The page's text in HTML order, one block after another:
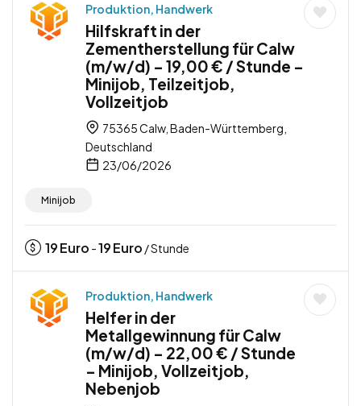
Produktion, Handwerk
Hilfskraft in der
Zementherstellung für Calw
(m/w/d) – 19,00 € / Stunde –
Minijob, Teilzeitjob,
Vollzeitjob
75365 Calw, Baden-Württemberg,
Deutschland
23/06/2026
Minijob
19Euro -19Euro / Stunde
Produktion, Handwerk
Helfer in der
Metallgewinnung für Calw
(m/w/d) – 22,00 € / Stunde
– Minijob, Vollzeitjob,
Nebenjob